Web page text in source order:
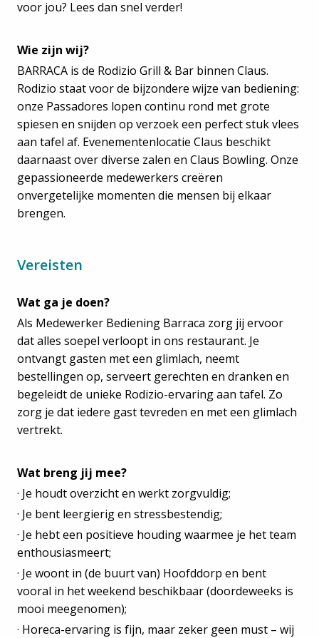
voor jou? Lees dan snel verder!
Wie zijn wij?
BARRACA is de Rodizio Grill & Bar binnen Claus.
Rodizio staat voor de bijzondere wijze van bediening:
onze Passadores lopen continu rond met grote
spiesen en snijden op verzoek een perfect stuk vlees
aan tafel af. Evenementenlocatie Claus beschikt
daarnaast over diverse zalen en Claus Bowling. Onze
gepassioneerde medewerkers creëren
onvergetelijke momenten die mensen bij elkaar
brengen.
Vereisten
Wat ga je doen?
Als Medewerker Bediening Barraca zorg jij ervoor
dat alles soepel verloopt in ons restaurant. Je
ontvangt gasten met een glimlach, neemt
bestellingen op, serveert gerechten en dranken en
begeleidt de unieke Rodizio-ervaring aan tafel. Zo
zorg je dat iedere gast tevreden en met een glimlach
vertrekt.
Wat breng jij mee?
· Je houdt overzicht en werkt zorgvuldig;
· Je bent leergierig en stressbestendig;
· Je hebt een positieve houding waarmee je het team
enthousiasmeert;
· Je woont in (de buurt van) Hoofddorp en bent
vooral in het weekend beschikbaar (doordeweeks is
mooi meegenomen);
· Horeca-ervaring is fijn, maar zeker geen must – wij